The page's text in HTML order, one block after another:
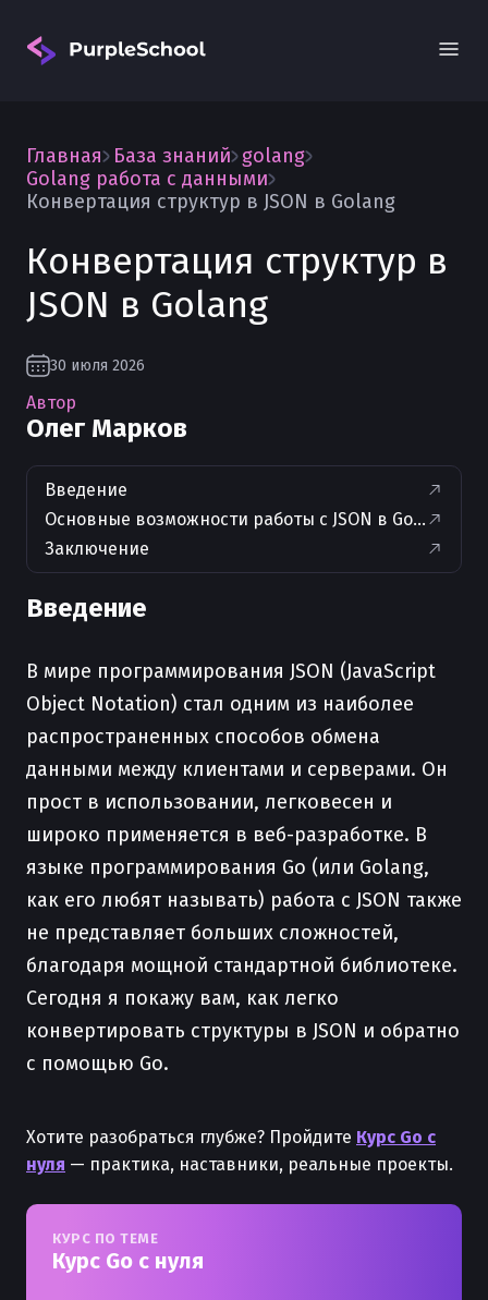
Главная База знаний golang
Golang работа с данными
Конвертация структур в JSON в Golang
Конвертация структур в
JSON в Golang
30 июля 2026
Автор
Олег Марков
Введение
Основные возможности работы с JSON в Golang
Заключение
Введение
В мире программирования JSON (JavaScript
Object Notation) стал одним из наиболее
распространенных способов обмена
данными между клиентами и серверами. Он
прост в использовании, легковесен и
широко применяется в веб-разработке. В
языке программирования Go (или Golang,
как его любят называть) работа с JSON также
не представляет больших сложностей,
благодаря мощной стандартной библиотеке.
Сегодня я покажу вам, как легко
конвертировать структуры в JSON и обратно
с помощью Go.
Хотите разобраться глубже? Пройдите Курс Go с
нуля — практика, наставники, реальные проекты.
КУРС ПО ТЕМЕ
Курс Go с нуля